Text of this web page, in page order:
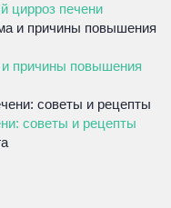
цирроз печени
причины повышения
советы и рецепты